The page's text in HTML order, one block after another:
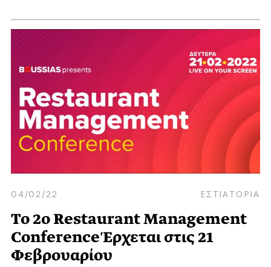
04/02/22 ΕΣΤΙΑΤΟΡΙΑ
Το 2ο Restaurant Management
Conference Έρχεται στις 21
Φεβρουαρίου